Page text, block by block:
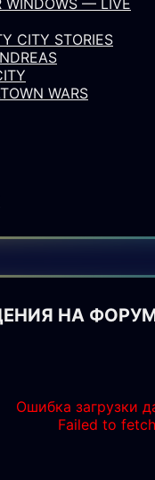
WINDOWS — LIVE
CITY STORIES
WARS
НА
Ошибка загрузки
Failed to fetch